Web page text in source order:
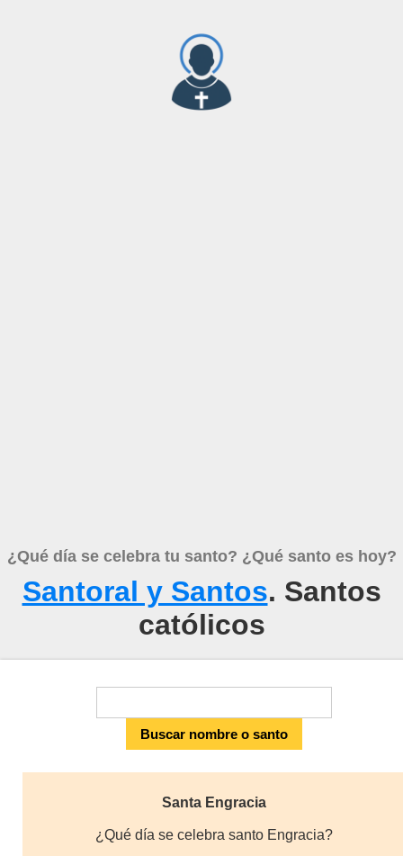
¿Qué día se celebra tu santo? ¿Qué santo es hoy?
Santoral y Santos. Santos
católicos
Santa Engracia
¿Qué día se celebra santo Engracia?